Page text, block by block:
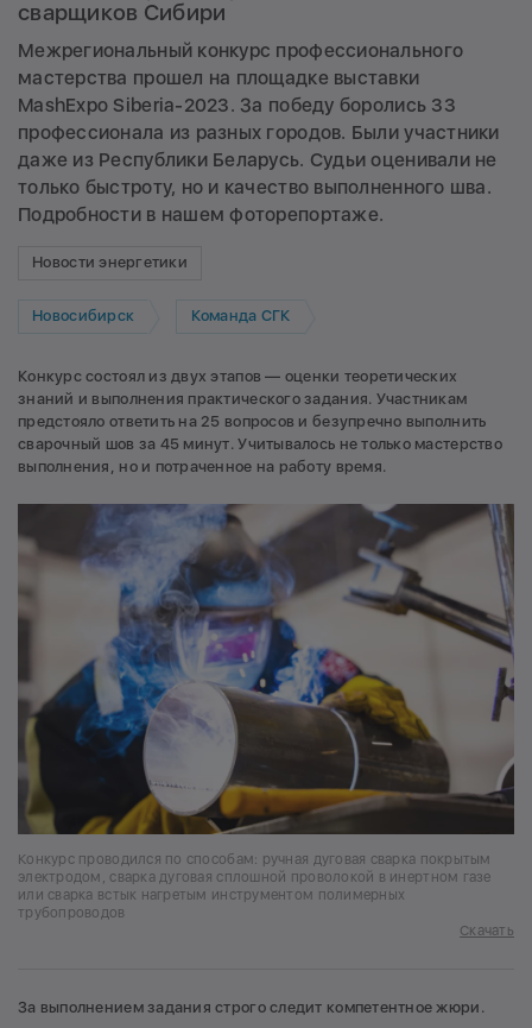
сварщиков Сибири
Межрегиональный конкурс профессионального
мастерства прошел на площадке выставки
MashExpo Siberia-2023. За победу боролись 33
профессионала из разных городов. Были участники
даже из Республики Беларусь. Судьи оценивали не
только быстроту, но и качество выполненного шва.
Подробности в нашем фоторепортаже.
Новости энергетики
Новосибирск Команда СГК
Конкурс состоял из двух этапов — оценки теоретических
знаний и выполнения практического задания. Участникам
предстояло ответить на 25 вопросов и безупречно выполнить
сварочный шов за 45 минут. Учитывалось не только мастерство
выполнения, но и потраченное на работу время.
Конкурс проводился по способам: ручная дуговая сварка покрытым
электродом, сварка дуговая сплошной проволокой в инертном газе
или сварка встык нагретым инструментом полимерных
трубопроводов
Скачать
За выполнением задания строго следит компетентное жюри.